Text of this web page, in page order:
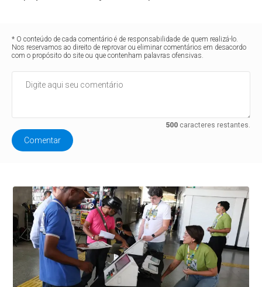
* O conteúdo de cada comentário é de responsabilidade de quem realizá-lo.
Nos reservamos ao direito de reprovar ou eliminar comentários em desacordo
com o propósito do site ou que contenham palavras ofensivas.
500caracteres restantes.
Comentar